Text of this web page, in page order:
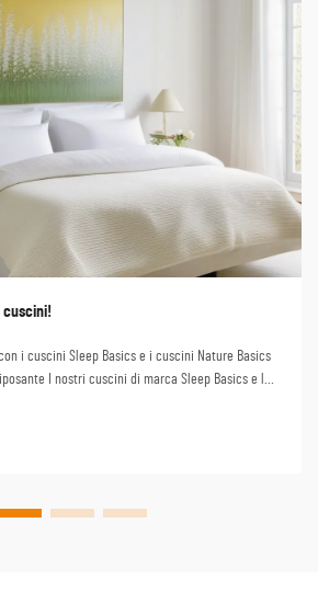
cuscini!
i cuscini Sleep Basics e i cuscini Nature Basics
I nostri cuscini di marca Sleep Basics e le